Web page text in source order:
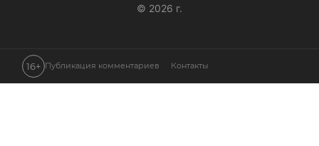
© 2026 г.
16+ Публикация комментариев Контакты